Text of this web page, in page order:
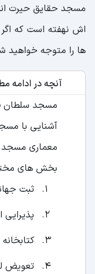
مسجد حقایق حیرت
اش نهفته است که اگر
ها را متوجه خواهید
آنچه در ادامه
مسجد سلطان
آشنایی با
معماری
بخش های
ثبت
پذیرایی
کتابخانه
تعویض